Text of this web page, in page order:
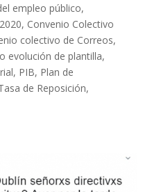
empleo público,
, Convenio Colectivo
colectivo de Correos,
evolución de plantilla,
, PIB, Plan de
de Reposición,